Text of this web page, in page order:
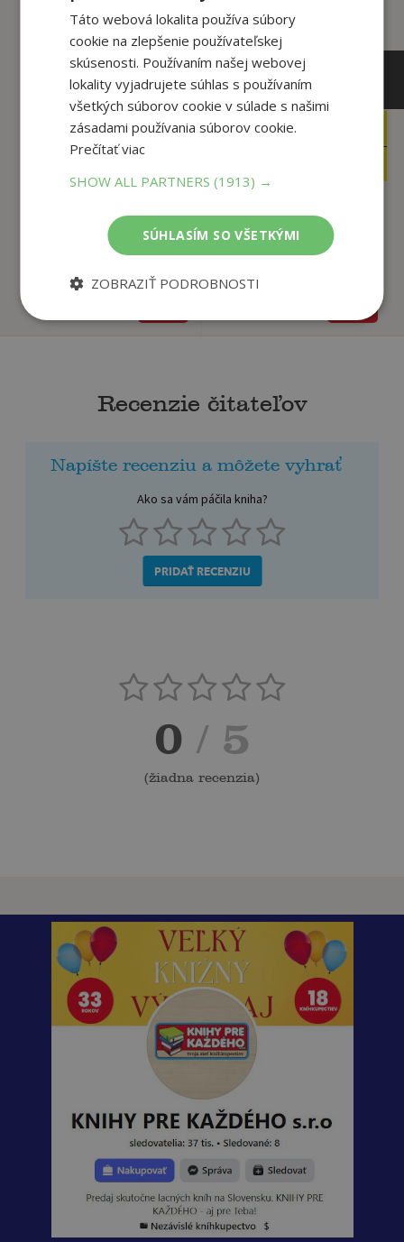
29,90€
23
Dunaj, k vašim
službám
Milan Lasica
Lasicová Hana
Recenzie čitateľov
Napíšte recenziu a môžete vyhrať
Ako sa vám páčila kniha?
PRIDAŤ RECENZIU
0 / 5
(žiadna recenzia)
Táto webová lokalita používa súbory
cookie na zlepšenie používateľskej
skúsenosti. Používaním našej webovej
lokality vyjadrujete súhlas s používaním
všetkých súborov cookie v súlade s našimi
zásadami používania súborov cookie.
Prečítať viac
SHOW ALL PARTNERS(1913) →
SÚHLASÍM SO VŠETKÝMI
ZOBRAZIŤ PODROBNOSTI